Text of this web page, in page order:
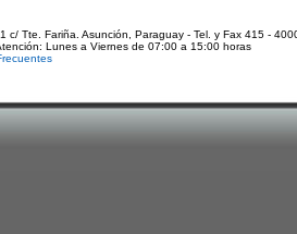
c/ Tte. Fariña. Asunción, Paraguay - Tel. y Fax 415 -
Lunes a Viernes de 07:00 a 15:00 horas